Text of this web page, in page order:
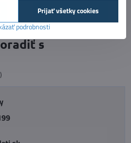
Do košíka
s
podrobnosti
Prijať všetky cookies